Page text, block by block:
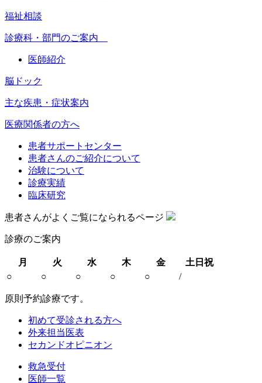
福祉相談
診療科・部門のご案内
医師紹介
脳ドック
主な疾患・症状案内
医療関係者の方へ
患者サポートセンター
患者さんのご紹介について
治験について
診療実績
臨床研究
患者さんがよくご覧になられるページ
診療のご案内
月 火 水 木 金
土日祝
○
○ ○ ○ ○ /
原則予約診療です。
初めて受診される方へ
外来担当医表
セカンドオピニオン
救急受付
医師一覧